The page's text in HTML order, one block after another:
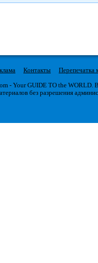
Контакты Перепечатка
- Your GUIDE TO the WORLD.
без разрешения